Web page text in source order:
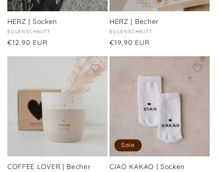
HERZ | Socken
Anbieter:
EULENSCHNITT
Normaler
€12,90 EUR
HERZ | Becher
Anbieter:
EULENSCHNITT
Normaler
€19,90 EUR
COFFEE LOVER | Becher
Sale
CIAO KAKAO | Socken